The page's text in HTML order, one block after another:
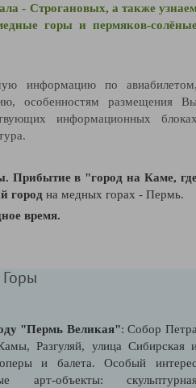
- Строгановых, а также
горы и пермяков-
информацию по
особенностям размещения
информационных
Прибытие в "город на Каме,
город на медных горах - Пермь.
время.
"Пермь Великая": Собор
Разгуляй, улица Сибирская
и балета. Особый
арт-объекты: